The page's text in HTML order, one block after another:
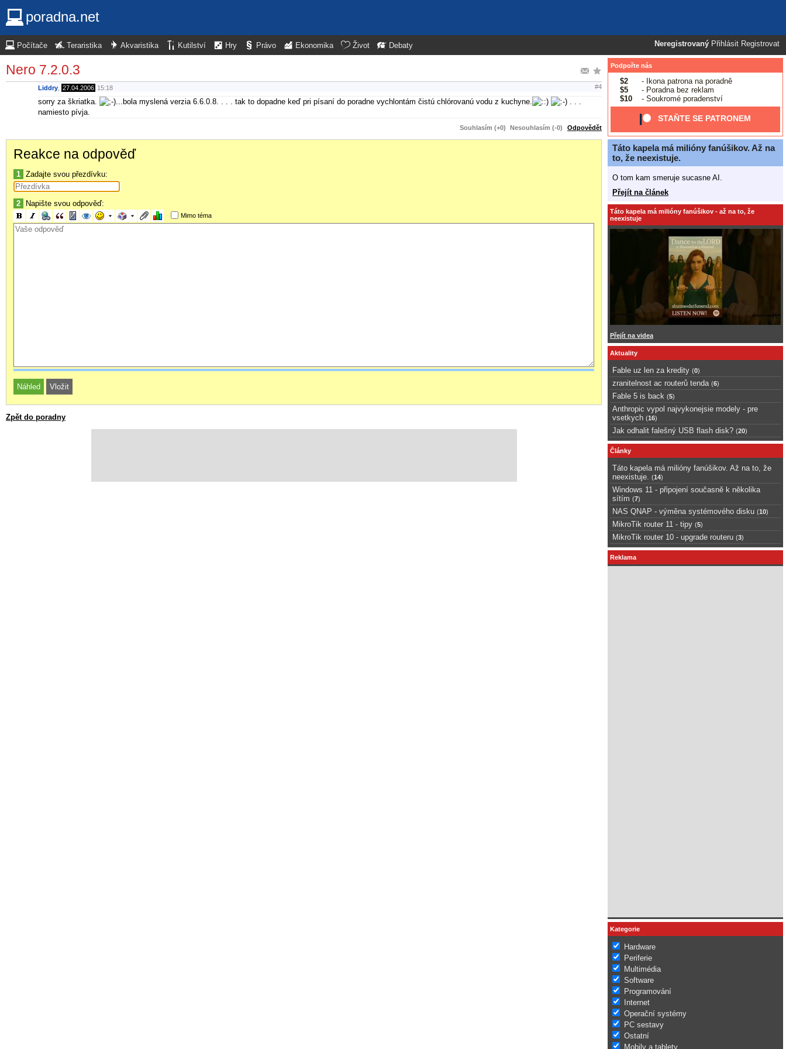
poradna.net
Neregistrovaný Přihlásit Registrovat
Počítače Teraristika Akvaristika Kutilství Hry Právo Ekonomika Život Debaty
Nero 7.2.0.3
Liddry 27.04.2006 15:18 #4
sorry za škriatka. ...bola myslená verzia 6.6.0.8. . . . tak to dopadne keď pri písaní do poradne vychlontám čistú chlórovanú vodu z kuchyne.
namiesto pívja.
Souhlasím (+0) Nesouhlasím (-0) Odpovědět
Reakce na odpověď
1 Zadajte svou přezdívku:
2 Napište svou odpověď:
Mimo téma
Zpět do poradny
Podpořte nás
$2
- Ikona patrona na poradně
$5
- Poradna bez reklam
$10
- Soukromé poradenství
STAŇTE SE PATRONEM
Táto kapela má milióny fanúšikov. Až na
to, že neexistuje.
O tom kam smeruje sucasne AI.
Přejít na článek
Táto kapela má milióny fanúšikov - až na to, že
neexistuje
Přejít na videa
Aktuality
Fable uz len za kredity (0)
zranitelnost ac routerů tenda (6)
Fable 5 is back (5)
Anthropic vypol najvykonejsie modely - pre
vsetkych (16)
Jak odhalit falešný USB flash disk? (20)
Články
Táto kapela má milióny fanúšikov. Až na to, že
neexistuje.
(14)
Windows 11 - připojení současně k několika
sítím (7)
NAS QNAP - výměna systémového disku (10)
MikroTik router 11 - tipy (5)
MikroTik router 10 - upgrade routeru (3)
Reklama
Kategorie
Hardware
Periferie
Multimédia
Software
Programování
Internet
Operační systémy
PC sestavy
Ostatní
Mobily a tablety